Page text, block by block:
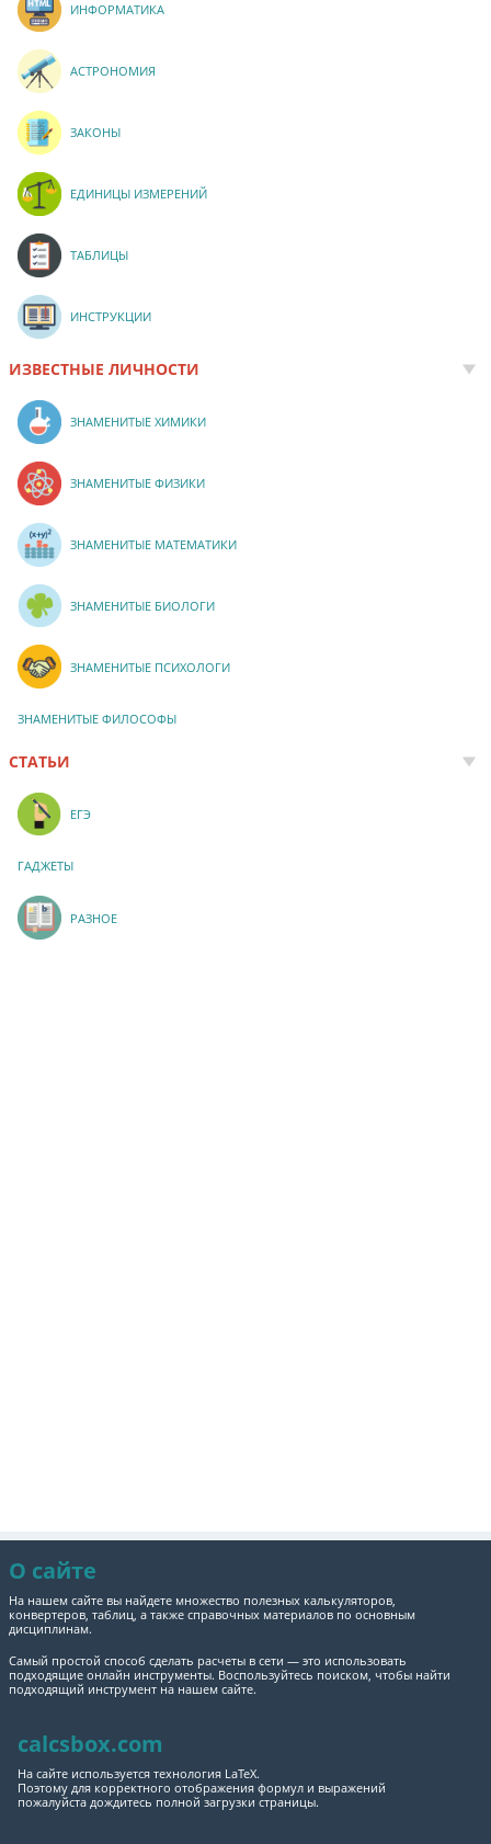
ИНФОРМАТИКА
АСТРОНОМИЯ
ЗАКОНЫ
ЕДИНИЦЫ ИЗМЕРЕНИЙ
ТАБЛИЦЫ
ИНСТРУКЦИИ
ИЗВЕСТНЫЕ ЛИЧНОСТИ
ЗНАМЕНИТЫЕ ХИМИКИ
ЗНАМЕНИТЫЕ ФИЗИКИ
ЗНАМЕНИТЫЕ МАТЕМАТИКИ
ЗНАМЕНИТЫЕ БИОЛОГИ
ЗНАМЕНИТЫЕ ПСИХОЛОГИ
ЗНАМЕНИТЫЕ ФИЛОСОФЫ
СТАТЬИ
ЕГЭ
ГАДЖЕТЫ
РАЗНОЕ
О сайте
На нашем сайте вы найдете множество полезных калькуляторов,
конвертеров, таблиц, а также справочных материалов по основным
дисциплинам.
Самый простой способ сделать расчеты в сети — это использовать
подходящие онлайн инструменты. Воспользуйтесь поиском, чтобы найти
подходящий инструмент на нашем сайте.
calcsbox.com
На сайте используется технология LaTeX.
Поэтому для корректного отображения формул и выражений
пожалуйста дождитесь полной загрузки страницы.